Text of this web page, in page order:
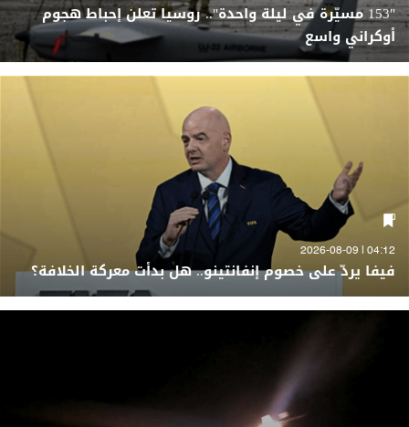
"153 مسيّرة في ليلة واحدة".. روسيا تعلن إحباط هجوم
أوكراني واسع
04:12 | 2026-08-09
فيفا يردّ على خصوم إنفانتينو.. هل بدأت معركة الخلافة؟